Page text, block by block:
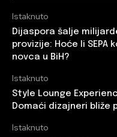
Istaknuto
Dijaspora šalje
provizije: Hoće li
novca u BiH?
Istaknuto
Style Lounge
Domaći dizajneri bliže
Istaknuto